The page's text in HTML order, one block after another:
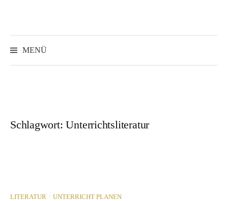
Inhalt
MENÜ
Schlagwort:Unterrichtsliteratur
LITERATUR / UNTERRICHT PLANEN